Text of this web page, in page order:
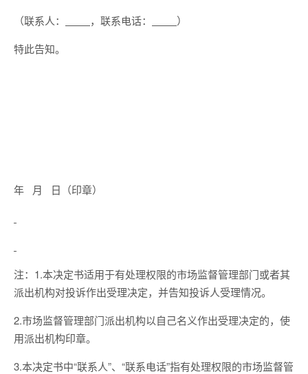
（联系人：
，联系电话：
）
特此告知。
年 月 日（印章）
注：1.本决定书适用于有处理权限的市场监督管理部门或者其
派出机构对投诉作出受理决定，并告知投诉人受理情况。
2.市场监督管理部门派出机构以自己名义作出受理决定的，使
用派出机构印章。
3.本决定书中“联系人”、“联系电话”指有处理权限的市场监督管